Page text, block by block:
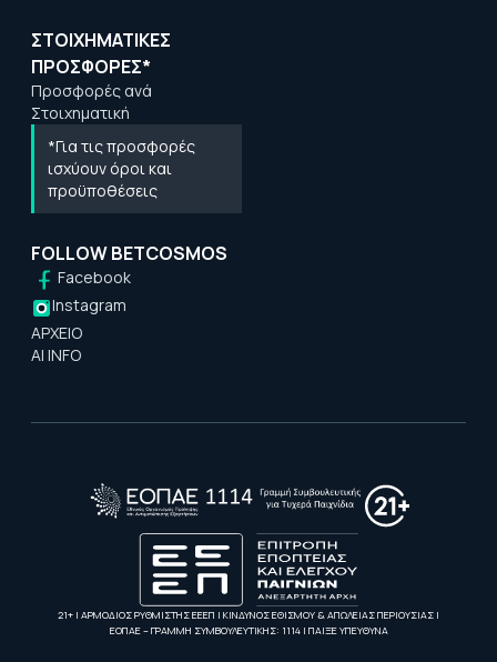
ΣΤΟΙΧΗΜΑΤΙΚΕΣ
ΠΡΟΣΦΟΡΕΣ*
Προσφορές ανά
Στοιχηματική
*Για τις προσφορές
ισχύουν όροι και
προϋποθέσεις
FOLLOW BETCOSMOS
Facebook
Instagram
ΑΡΧΕΙΟ
AI INFO
21+ | ΑΡΜΟΔΙΟΣ ΡΥΘΜΙΣΤΗΣ ΕΕΕΠ | ΚΙΝΔΥΝΟΣ ΕΘΙΣΜΟΥ & ΑΠΩΛΕΙΑΣ ΠΕΡΙΟΥΣΙΑΣ |
ΕΟΠΑΕ – ΓΡΑΜΜΗ ΣΥΜΒΟΥΛΕΥΤΙΚΗΣ: 1114 | ΠΑΙΞΕ ΥΠΕΥΘΥΝΑ